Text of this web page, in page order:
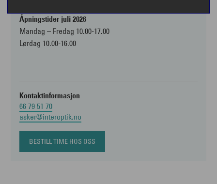
Åpningstider juli 2026
Mandag – Fredag 10.00-17.00
Lørdag 10.00-16.00
Kontaktinformasjon
66 79 51 70
asker@interoptik.no
BESTILL TIME HOS OSS